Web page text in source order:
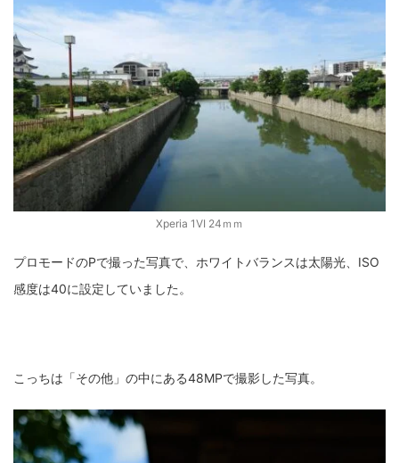
Xperia 1VI 24ｍｍ
プロモードのPで撮った写真で、ホワイトバランスは太陽光、ISO
感度は40に設定していました。
こっちは「その他」の中にある48MPで撮影した写真。